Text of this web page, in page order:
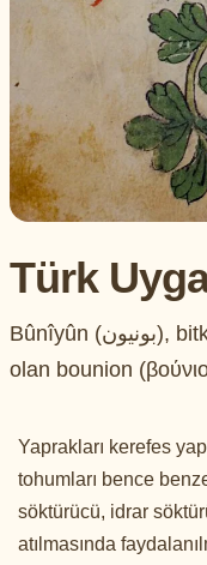
Türk
Bûnîyûn (بونيون), bitkinin Antik Yunancadaki karşılığı
olan bounion
Yaprakları kerefes
tohumları bence
söktürücü, idrar
atılmasında